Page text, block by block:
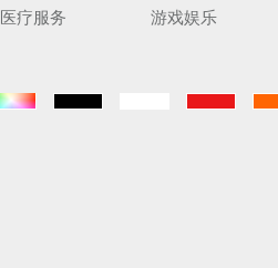
医疗服务
游戏娱乐